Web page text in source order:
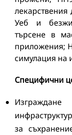
Уеб и
търсене в
приложения;
симулация на
Специфични
за